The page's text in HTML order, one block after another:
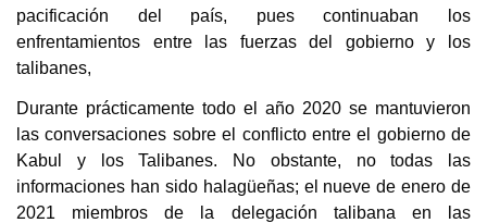
pacificación del país, pues continuaban los
enfrentamientos entre las fuerzas del gobierno y los
talibanes,
Durante prácticamente todo el año 2020 se mantuvieron
las conversaciones sobre el conflicto entre el gobierno de
Kabul y los Talibanes. No obstante, no todas las
informaciones han sido halagüeñas; el nueve de enero de
2021 miembros de la delegación talibana en las